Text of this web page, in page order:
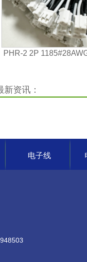
PHR-2 2P
新资讯：
电子线